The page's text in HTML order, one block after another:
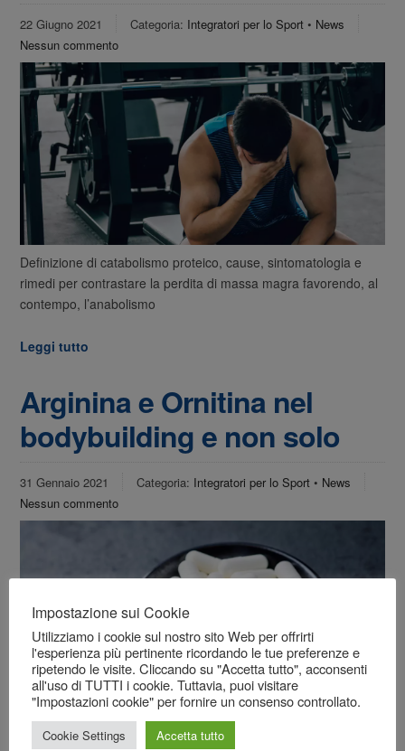
22 Giugno 2021 Categoria: Integratori per lo Sport • News
Nessun commento
Definizione di catabolismo proteico, cause, sintomatologia e
rimedi per contrastare la perdita di massa magra favorendo, al
contempo, l’anabolismo
Leggi tutto
Arginina e Ornitina nel
bodybuilding e non solo
31 Gennaio 2021 Categoria: Integratori per lo Sport • News
Nessun commento
Funzioni dell’Arginina e Ornitina, aminoacidi contenuti in
abbondanza in molti alimenti proteici, utilizzati nel bodybuilding
Impostazione sui Cookie
Utilizziamo i cookie sul nostro sito Web per offrirti
l'esperienza più pertinente ricordando le tue preferenze e
ripetendo le visite. Cliccando su "Accetta tutto", acconsenti
all'uso di TUTTI i cookie. Tuttavia, puoi visitare
"Impostazioni cookie" per fornire un consenso controllato.
Cookie Settings Accetta tutto